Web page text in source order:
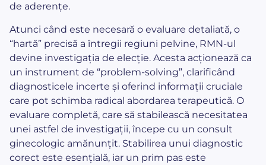
de aderențe.
Atunci când este necesară o evaluare detaliată, o
“hartă” precisă a întregii regiuni pelvine, RMN-ul
devine investigația de elecție. Acesta acționează ca
un instrument de “problem-solving”, clarificând
diagnosticele incerte și oferind informații cruciale
care pot schimba radical abordarea terapeutică. O
evaluare completă, care să stabilească necesitatea
unei astfel de investigații, începe cu un consult
ginecologic amănunțit. Stabilirea unui diagnostic
corect este esențială, iar un prim pas este